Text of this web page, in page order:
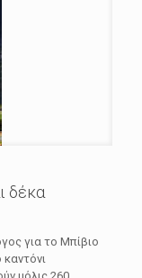
δέκα
για το Μπίβιο